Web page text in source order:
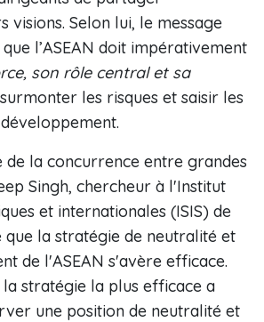
visions. Selon lui, le message
l’ASEAN doit impérativement
son rôle central et sa
les risques et saisir les
de la concurrence entre grandes
Singh, chercheur à l'Institut
et internationales (ISIS) de
que la stratégie de neutralité et
de l'ASEAN s'avère efficace.
la stratégie la plus efficace a
une position de neutralité et